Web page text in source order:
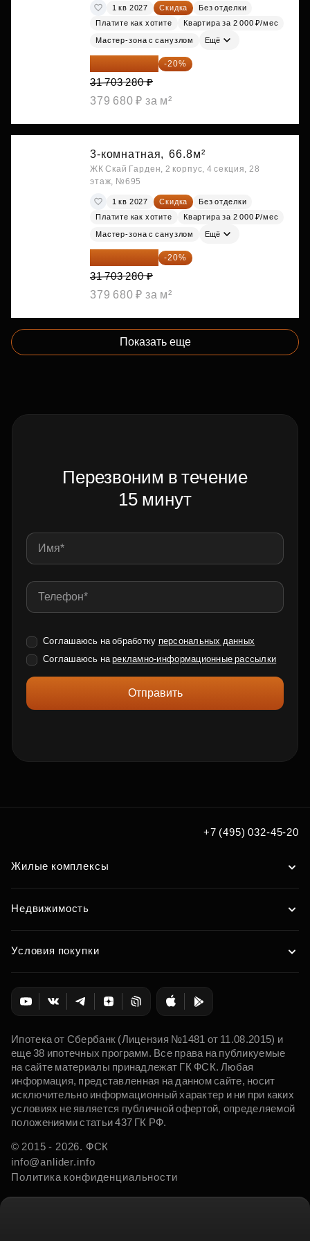
1 кв 2027 Скидка
Без отделки
Платите как хотите
Квартира за 2 000 ₽/мес
Мастер-зона с санузлом Ещё
25 362 624 ₽ -20%
31 703 280 ₽
379 680 ₽ за м²
3-комнатная, 66.8м²
ЖК Скай Гарден, 2 корпус, 4 секция, 28
этаж, №695
1 кв 2027 Скидка
Без отделки
Платите как хотите
Квартира за 2 000 ₽/мес
Мастер-зона с санузлом Ещё
25 362 624 ₽ -20%
31 703 280 ₽
379 680 ₽ за м²
Показать еще
Перезвоним в течение
15 минут
Соглашаюсь на обработку персональных данных
Соглашаюсь нарекламно-информационные рассылки
Отправить
+7 (495) 032-45-20
Жилые комплексы
Недвижимость
Условия покупки
Ипотека от Сбербанк (Лицензия №1481 от 11.08.2015) и
еще 38 ипотечных программ. Все права на публикуемые
на сайте материалы принадлежат ГК ФСК. Любая
информация, представленная на данном сайте, носит
исключительно информационный характер и ни при каких
условиях не является публичной офертой, определяемой
положениями статьи 437 ГК РФ.
© 2015 - 2026. ФСК
info@anlider.info
Политика конфиденциальности